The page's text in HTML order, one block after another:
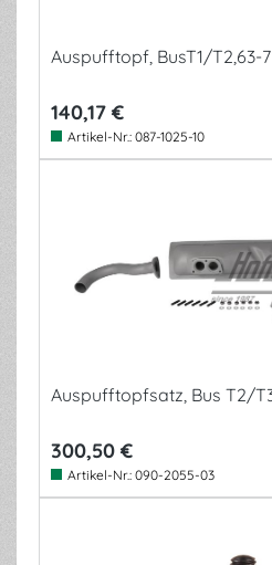
Auspufftopf, BusT1/T2,63-
140,17 €
Artikel-Nr.: 087-1025-10
Auspufftopfsatz, Bus T2/
300,50 €
Artikel-Nr.: 090-2055-03